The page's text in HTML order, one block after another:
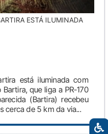
ESTÁ ILUMINADA
está iluminada com
que liga a PR-170
(Bartira) recebeu
cerca de 5 km da via...